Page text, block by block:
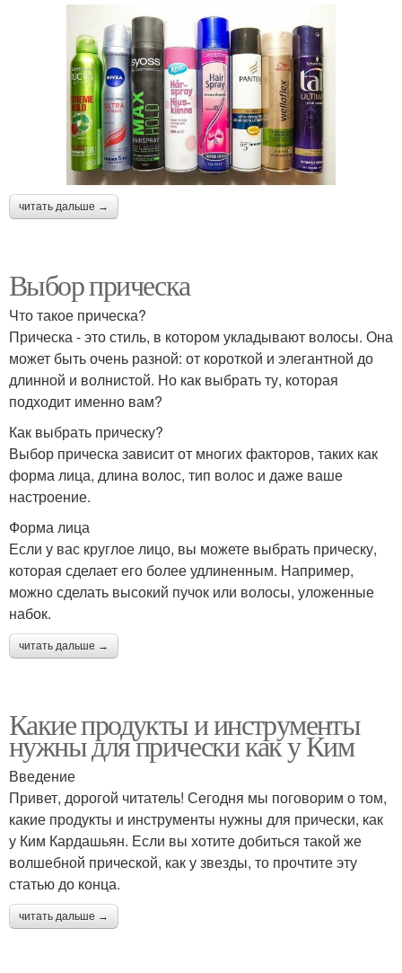
читать дальше →
Выбор прическа
Что такое прическа?
Прическа - это стиль, в котором укладывают волосы. Она
может быть очень разной: от короткой и элегантной до
длинной и волнистой. Но как выбрать ту, которая
подходит именно вам?
Как выбрать прическу?
Выбор прическа зависит от многих факторов, таких как
форма лица, длина волос, тип волос и даже ваше
настроение.
Форма лица
Если у вас круглое лицо, вы можете выбрать прическу,
которая сделает его более удлиненным. Например,
можно сделать высокий пучок или волосы, уложенные
набок.
читать дальше →
Какие продукты и инструменты
нужны для прически как у Ким
Введение
Привет, дорогой читатель! Сегодня мы поговорим о том,
какие продукты и инструменты нужны для прически, как
у Ким Кардашьян. Если вы хотите добиться такой же
волшебной прической, как у звезды, то прочтите эту
статью до конца.
читать дальше →